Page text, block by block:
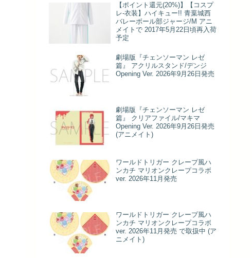
【ポイント還元(20%)】【コスプ
レ-衣装】ハイキュー!! 青葉城西
バレーボール部ジャージ/M アニ
メイトで 2017年5月22日頃再入荷
予定
劇場版『チェンソーマン レゼ
篇』 アクリルスタンド/デンジ
Opening Ver. 2026年9月26日発売
劇場版『チェンソーマン レゼ
篇』 クリアファイル/マキマ
Opening Ver. 2026年9月26日発売
(アニメイト)
ワールドトリガー クレープ風ハ
ンカチ マリオンクレープコラボ
ver. 2026年11月発売
ワールドトリガー クレープ風ハ
ンカチ マリオンクレープコラボ
ver. 2026年11月発売 で取扱中 (ア
ニメイト)